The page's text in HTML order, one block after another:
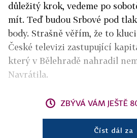
důležitý krok, vedeme po
mít. Teď budou Srbové pod
body. Strašně věřím, že to
České televizi zastupující
který v Bělehradě nahradil
Navrátila.
ZBÝVÁ VÁM JEŠTĚ
Číst dál za